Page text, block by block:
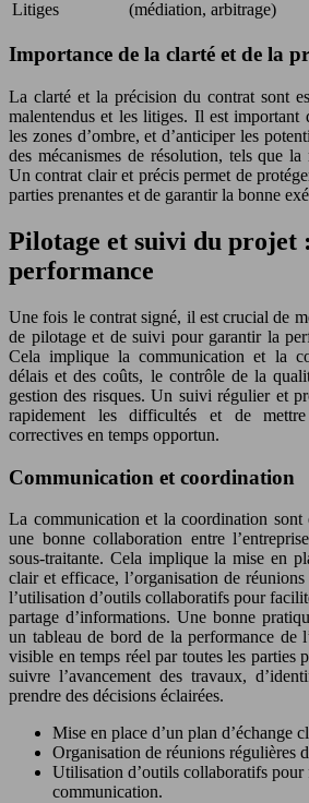
Litiges (médiation, arbitrage)
Importance de la clarté et de la
La clarté et la précision du contrat sont
malentendus et les litiges. Il est important
les zones d’ombre, et d’anticiper les
des mécanismes de résolution, tels que la
Un contrat clair et précis permet de
parties prenantes et de garantir la bonne
Pilotage et suivi du projet
performance
Une fois le contrat signé, il est crucial de
de pilotage et de suivi pour garantir la
Cela implique la communication et la
délais et des coûts, le contrôle de la
gestion des risques. Un suivi régulier et
rapidement les difficultés et de
correctives en temps opportun.
Communication et coordination
La communication et la coordination sont
une bonne collaboration entre
sous-traitante. Cela implique la mise en
clair et efficace, l’organisation de
l’utilisation d’outils collaboratifs pour
partage d’informations. Une bonne
un tableau de bord de la performance de
visible en temps réel par toutes les parties
suivre l’avancement des travaux,
prendre des décisions éclairées.
Mise en place d’un plan d’échange
Organisation de réunions régulières
Utilisation d’outils collaboratifs pour
communication.